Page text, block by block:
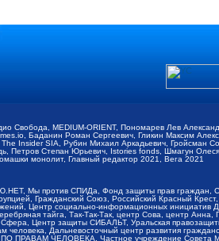
Свобода, MEDIUM-ORIENT, Пономарев Лев
Баданин Роман Сергеевич, Гликин Максим
Insider SIA, Рубин Михаил Аркадьевич, Гройсман
Петров Степан Юрьевич, Istories fonds, Шмагун
монолит, Главный редактор 2021, Вега 2021
Мы против СПИДа, Фонд защиты прав граждан,
Гражданский Союз, Российский Красный
Центр социально-информационных инициатив
тайга, Так-Так-Так, центр Сова, центр Анна,
Центр защиты СИБАЛЬТ, Уральская
Дальневосточный центр развития
ПО ПРАВАМ ЧЕЛОВЕКА, Частное учреждение Совета